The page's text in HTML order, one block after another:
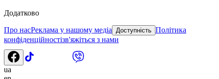
Додатково
Про насРеклама у нашому медіа Доступність Політика
конфіденційностізв'яжіться з нами
ua